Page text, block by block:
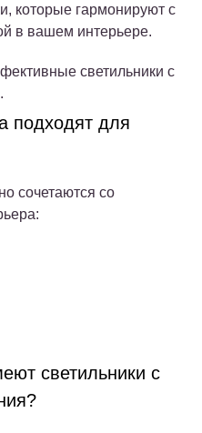
которые гармонируют с
в вашем интерьере.
светильники с
подходят для
сочетаются со
светильники с